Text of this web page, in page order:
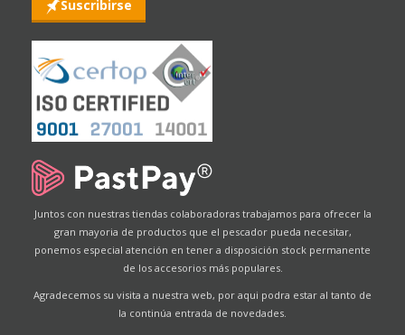
Suscribirse
Juntos con nuestras tiendas colaboradoras trabajamos para ofrecer la
gran mayoria de productos que el pescador pueda necesitar,
ponemos especial atención en tener a disposición stock permanente
de los accesorios más populares.
Agradecemos su visita a nuestra web, por aqui podra estar al tanto de
la continúa entrada de novedades.